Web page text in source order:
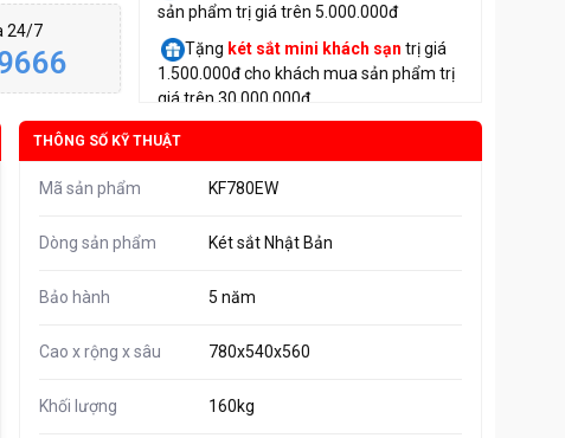
24/7
sản phẩm trị giá trên 5.000.000đ
Tặng két sắt mini khách sạn trị giá
1.500.000đ cho khách mua sản phẩm trị
giá trên 30.000.000đ
THÔNG SỐ KỸ THUẬT
Mã sản phẩm KF780EW
Dòng sản phẩm Két sắt Nhật Bản
Bảo hành 5 năm
Cao x rộng x sâu 780x540x560
Khối lượng 160kg